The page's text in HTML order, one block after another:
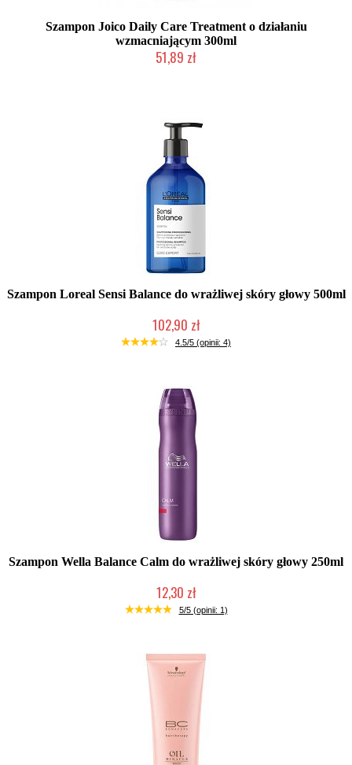
Szampon Joico Daily Care Treatment o działaniu
wzmacniającym 300ml
51,89 zł
Szampon Loreal Sensi Balance do wrażliwej skóry głowy 500ml
102,90 zł
Produkt wycofany
4.5/5 (opinii: 4)
Szampon Wella Balance Calm do wrażliwej skóry głowy 250ml
12,30 zł
Produkt wycofany
5/5 (opinii: 1)